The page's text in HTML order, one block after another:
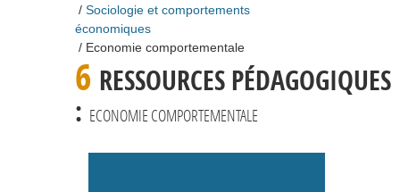
Sociologie et comportements
économiques
Economie comportementale
6 RESSOURCES PÉDAGOGIQUES
: ECONOMIE COMPORTEMENTALE